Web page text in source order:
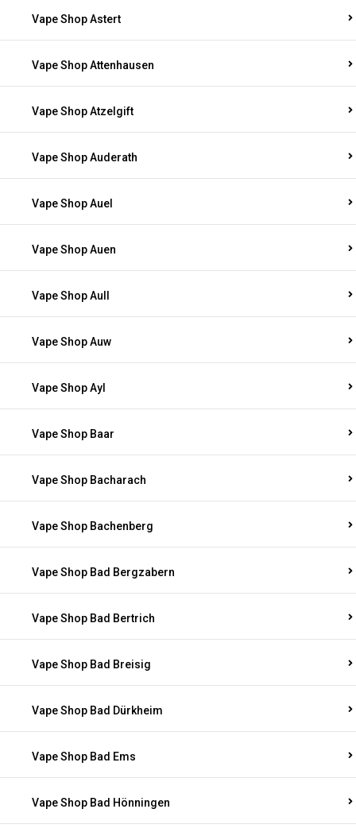
Vape Shop Astert
Vape Shop Attenhausen
Vape Shop Atzelgift
Vape Shop Auderath
Vape Shop Auel
Vape Shop Auen
Vape Shop Aull
Vape Shop Auw
Vape Shop Ayl
Vape Shop Baar
Vape Shop Bacharach
Vape Shop Bachenberg
Vape Shop Bad Bergzabern
Vape Shop Bad Bertrich
Vape Shop Bad Breisig
Vape Shop Bad Dürkheim
Vape Shop Bad Ems
Vape Shop Bad Hönningen